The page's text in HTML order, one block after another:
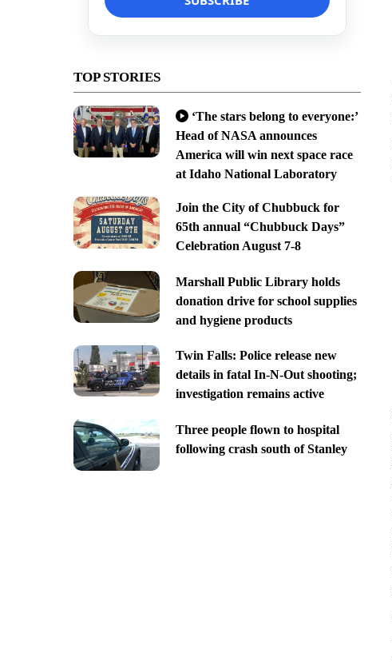
TOP STORIES
‘The stars belong to everyone:’
Head of NASA announces
America will win next space race
at Idaho National Laboratory
Join the City of Chubbuck for
65th annual “Chubbuck Days”
Celebration August 7-8
Marshall Public Library holds
donation drive for school supplies
and hygiene products
Twin Falls: Police release new
details in fatal In-N-Out shooting;
investigation remains active
Three people flown to hospital
following crash south of Stanley